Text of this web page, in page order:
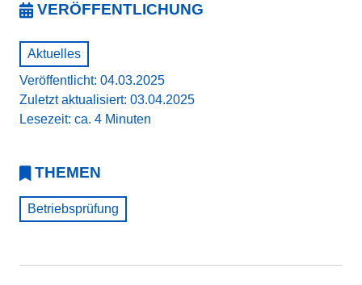
VERÖFFENTLICHUNG
Aktuelles
Veröffentlicht: 04.03.2025
Zuletzt aktualisiert: 03.04.2025
Lesezeit: ca. 4 Minuten
THEMEN
Betriebsprüfung